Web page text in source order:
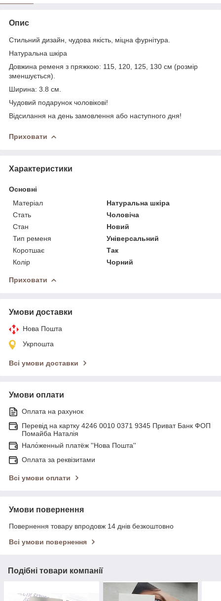
Опис
Стильний дизайн, чудова якість, міцна фурнітура.
Натуральна шкіра
Довжина ременя з пряжкою: 115, 120, 125, 130 см (розмір
зменшується).
Ширина: 3.8 cм.
Чудовий подарунок чоловікові!
Відсилання на день замовлення або наступного дня!
Приховати
Характеристики
Основні
Матеріал
Натуральна шкіра
Стать
Чоловіча
Стан
Новий
Тип ременя
Універсальний
Коротшає
Так
Колір
Чорний
Приховати
Умови доставки
Нова Пошта
Укрпошта
Всі умови доставки
Умови оплати
Оплата на рахунок
Перевід на картку 4246 0010 0371 9345 Приват Банк ФОП
Помайба Наталія
Нало́женный платёж ''Нова Пошта''
Оплата за реквізитами
Всі умови оплати
Умови повернення
Повернення товару впродовж 14 днів безкоштовно
Всі умови повернення
Подібні товари компанії